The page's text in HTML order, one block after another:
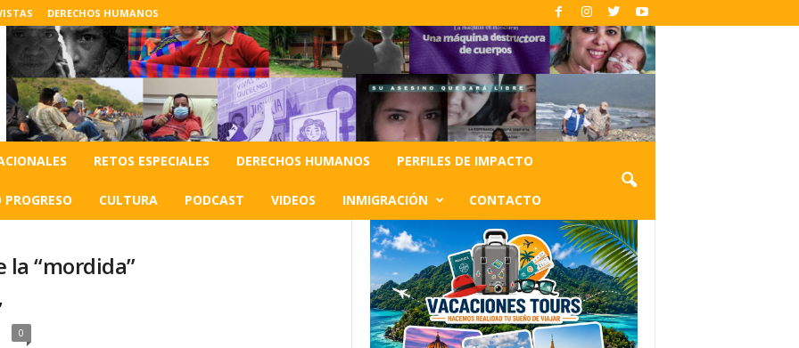
DERECHOS HUMANOS
RETOS ESPECIALES DERECHOS HUMANOS PERFILES DE IMPACTO
PROGRESO CULTURA PODCAST VIDEOS INMIGRACIÓN CONTACTO
la “mordida”
0